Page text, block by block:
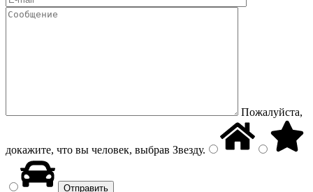
Пожалуйста,
докажите, что вы человек, выбрав Звезду.